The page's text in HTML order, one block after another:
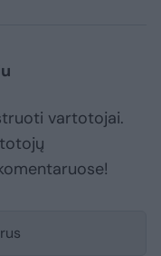
vartotojai.